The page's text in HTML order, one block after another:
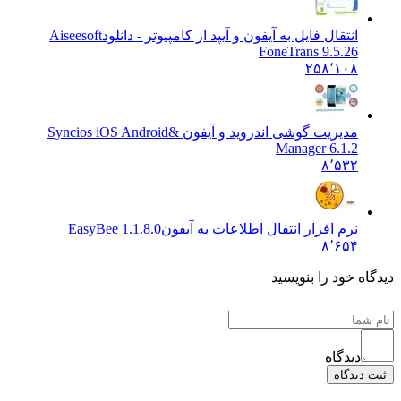
انتقال فایل به آیفون و آیپد از کامپیوتر - دانلودAiseesoft
FoneTrans 9.5.26
۲۵۸٬۱۰۸
مدیریت گوشی اندروید و آیفون &Syncios iOS Android
Manager 6.1.2
نرم افزار انتقال اطلاعات به آیفون EasyBee 1.1.8.0
خود را بنویسید
دیدگاه